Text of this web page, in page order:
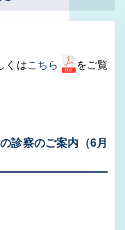
くはこちら
をご覧
察のご案内（6月